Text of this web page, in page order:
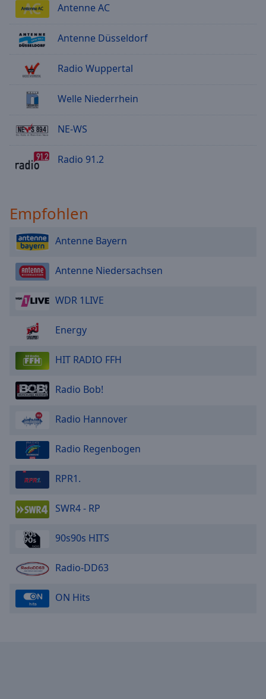
Antenne AC
Antenne Düsseldorf
Radio Wuppertal
Welle Niederrhein
NE-WS
Radio 91.2
Empfohlen
Antenne Bayern
Antenne Niedersachsen
WDR 1LIVE
Energy
HIT RADIO FFH
Radio Bob!
Radio Hannover
Radio Regenbogen
RPR1.
SWR4 - RP
90s90s HITS
Radio-DD63
ON Hits